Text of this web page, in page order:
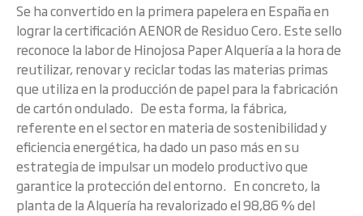
Se ha convertido en la primera papelera en España en
lograr la certificación AENOR de Residuo Cero. Este sello
reconoce la labor de Hinojosa Paper Alquería a la hora de
reutilizar, renovar y reciclar todas las materias primas
que utiliza en la producción de papel para la fabricación
de cartón ondulado. De esta forma, la fábrica,
referente en el sector en materia de sostenibilidad y
eficiencia energética, ha dado un paso más en su
estrategia de impulsar un modelo productivo que
garantice la protección del entorno. En concreto, la
planta de la Alquería ha revalorizado el 98,86 % del